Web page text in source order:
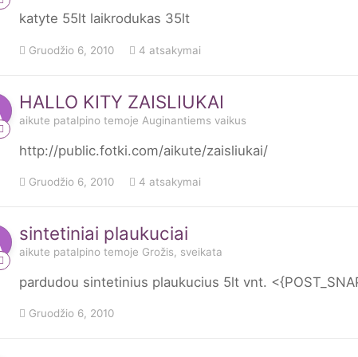
katyte 55lt laikrodukas 35lt
Gruodžio 6, 2010 4 atsakymai
HALLO KITY ZAISLIUKAI
aikute patalpino temoje Auginantiems vaikus
http://public.fotki.com/aikute/zaisliukai/
Gruodžio 6, 2010 4 atsakymai
sintetiniai plaukuciai
aikute patalpino temoje Grožis, sveikata
pardudou sintetinius plaukucius 5lt vnt.
Gruodžio 6, 2010